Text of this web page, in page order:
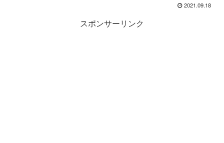
2021.09.18
スポンサーリンク